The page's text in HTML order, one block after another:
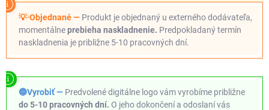
💡·Objednané — Produkt je objednaný u externého dodávateľa,
momentálneprebieha naskladnenie. Predpokladaný termín
naskladnenia je približne 5-10 pracovných dní.
🔵Vyrobiť — Predvolené digitálne logo vám vyrobíme približne
do 5-10 pracovných dní. O jeho dokončení a odoslaní vás